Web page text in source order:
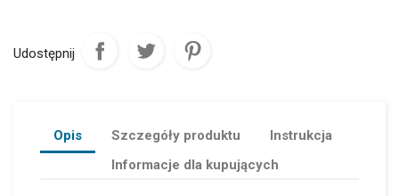
Udostępnij
Opis Szczegóły produktu
Instrukcja
Informacje dla kupujących